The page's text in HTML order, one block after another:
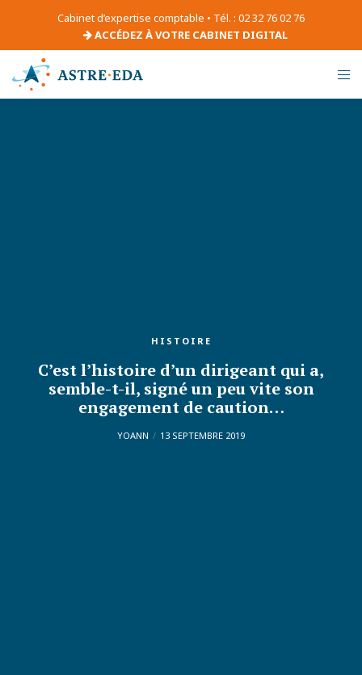
Cabinet d’expertise comptable • Tél. : 02 32 76 02 76
ACCÉDEZ À VOTRE CABINET DIGITAL
HISTOIRE
C’est l’histoire d’un dirigeant qui a,
semble-t-il, signé un peu vite son
engagement de caution…
YOANN 13 SEPTEMBRE 2019